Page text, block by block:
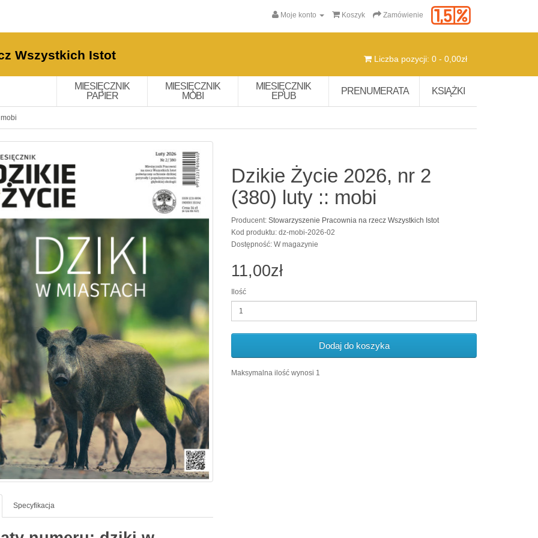
Moje konto Koszyk Zamówienie
Wszystkich Istot Liczba pozycji: 0 - 0,00zł
MIESIĘCZNIK
PAPIER
MIESIĘCZNIK
MOBI
MIESIĘCZNIK
EPUB
PRENUMERATA KSIĄŻKI
Specyfikacja
Dzikie Życie 2026, nr 2
(380) luty :: mobi
Producent:Stowarzyszenie Pracownia na rzecz Wszystkich Istot
Kod produktu: dz-mobi-2026-02
Dostępność: W magazynie
11,00zł
Ilość
Dodaj do koszyka
Maksymalna ilość wynosi 1